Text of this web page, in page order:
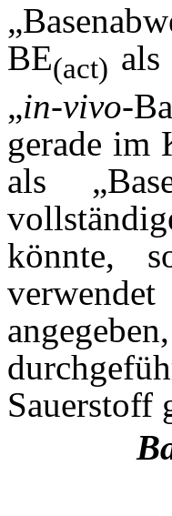
BE(act) als
„in-vivo-
gerade im
als
könnte,
Sauerstoff